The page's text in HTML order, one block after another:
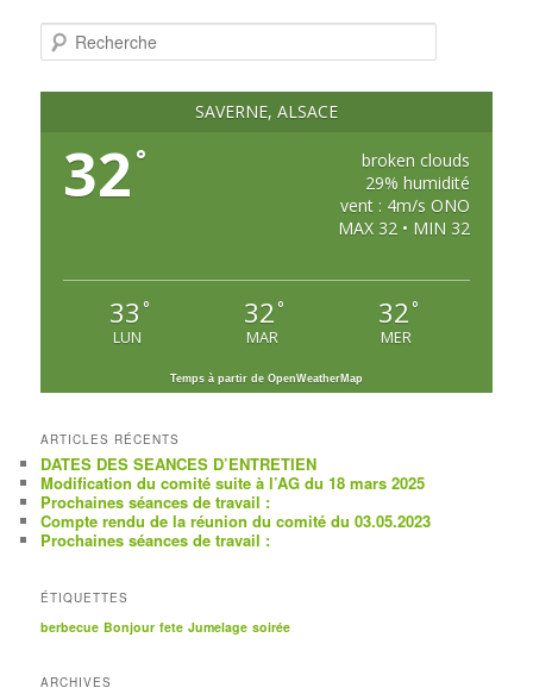
c
SAVERNE, ALSACE
32 °
broken clouds
29% humidité
vent : 4m/s ONO
MAX 32 • MIN 32
33 °
LUN
32 °
MAR
32 °
MER
Temps à partir de OpenWeatherMap
ARTICLES RÉCENTS
DATES DES SEANCES D’ENTRETIEN
Modification du comité suite à l’AG du 18 mars 2025
Prochaines séances de travail :
Compte rendu de la réunion du comité du 03.05.2023
Prochaines séances de travail :
ÉTIQUETTES
berbecue Bonjour fete Jumelage soirée
ARCHIVES